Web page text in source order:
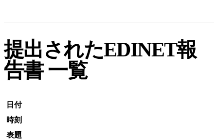
提出されたEDINET報
告書 一覧
日付
時刻
表題